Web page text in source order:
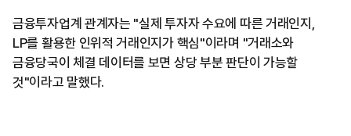
금융투자업계 관계자는 "실제 투자자 수요에 따른 거래인지,
LP를 활용한 인위적 거래인지가 핵심"이라며 "거래소와
금융당국이 체결 데이터를 보면 상당 부분 판단이 가능할
것"이라고 말했다.